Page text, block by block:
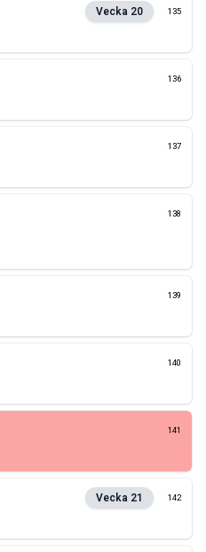
Vecka 20 135
136
137
138
139
140
141
Vecka 21 142